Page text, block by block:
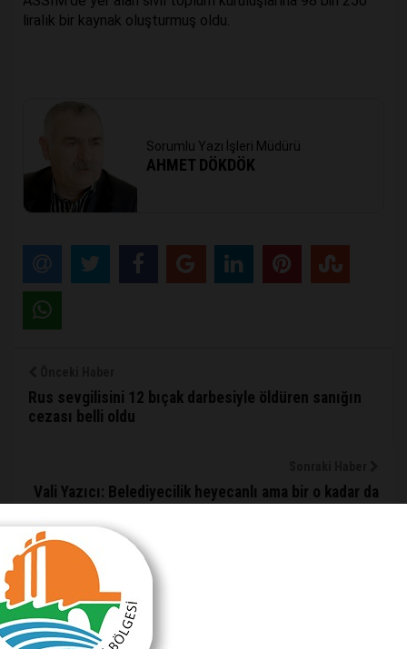
liralık bir kaynak oluşturmuş oldu.
Sorumlu Yazı İşleri Müdürü
AHMET DÖKDÖK
Rus sevgilisini 12 bıçak darbesiyle öldüren sanığın
cezası belli oldu
Vali Yazıcı: Belediyecilik heyecanlı ama bir o kadar da
HABER YORUMLARI
Sizde Yorum Ekleyin